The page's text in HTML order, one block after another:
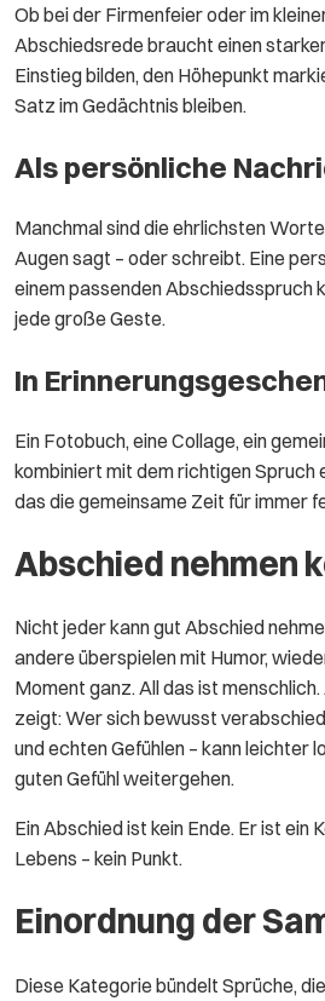
Ob bei der Firmenfeier oder im
Abschiedsrede braucht einen
Einstieg bilden, den Höhepunkt
Satz im Gedächtnis bleiben.
Als persönliche
Manchmal sind die ehrlichsten
Augen sagt – oder schreibt. Eine
einem passenden Abschiedsspruch
jede große Geste.
In
Ein Fotobuch, eine Collage, ein
kombiniert mit dem richtigen Spruch
das die gemeinsame Zeit für immer
Abschied nehmen
Nicht jeder kann gut Abschied
andere überspielen mit Humor,
Moment ganz. All das ist
zeigt: Wer sich bewusst
und echten Gefühlen – kann leichter
guten Gefühl weitergehen.
Ein Abschied ist kein Ende. Er ist ein
Lebens – kein Punkt.
Einordnung der
Diese Kategorie bündelt Sprüche,